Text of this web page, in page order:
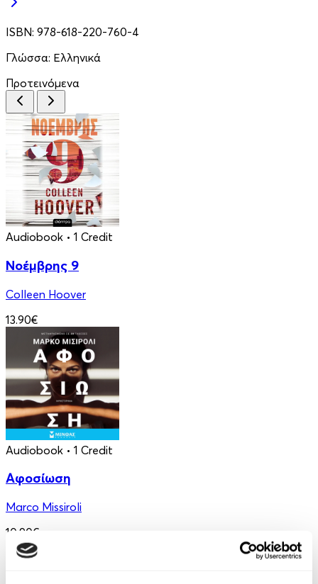
ISBN: 978-618-220-760-4
Γλώσσα: Ελληνικά
Προτεινόμενα
Audiobook • 1 Credit
Νοέμβρης 9
Colleen Hoover
13.90€
Audiobook • 1 Credit
Αφοσίωση
Marco Missiroli
10.90€